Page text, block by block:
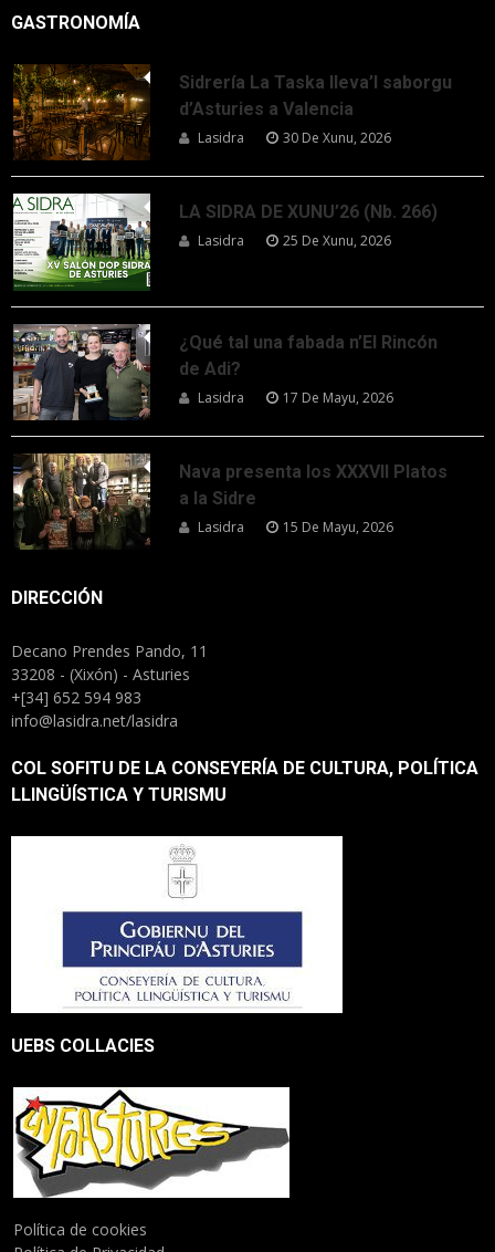
GASTRONOMÍA
Sidrería La Taska lleva’l saborgu
d’Asturies a Valencia
Lasidra 30 De Xunu, 2026
LA SIDRA DE XUNU’26 (Nb. 266)
Lasidra 25 De Xunu, 2026
¿Qué tal una fabada n’El Rincón
de Adi?
Lasidra 17 De Mayu, 2026
Nava presenta los XXXVII Platos
a la Sidre
Lasidra 15 De Mayu, 2026
DIRECCIÓN
Decano Prendes Pando, 11
33208 - (Xixón) - Asturies
+[34] 652 594 983
info@lasidra.net/lasidra
COL SOFITU DE LA CONSEYERÍA DE CULTURA, POLÍTICA
LLINGÜÍSTICA Y TURISMU
UEBS COLLACIES
Política de cookies